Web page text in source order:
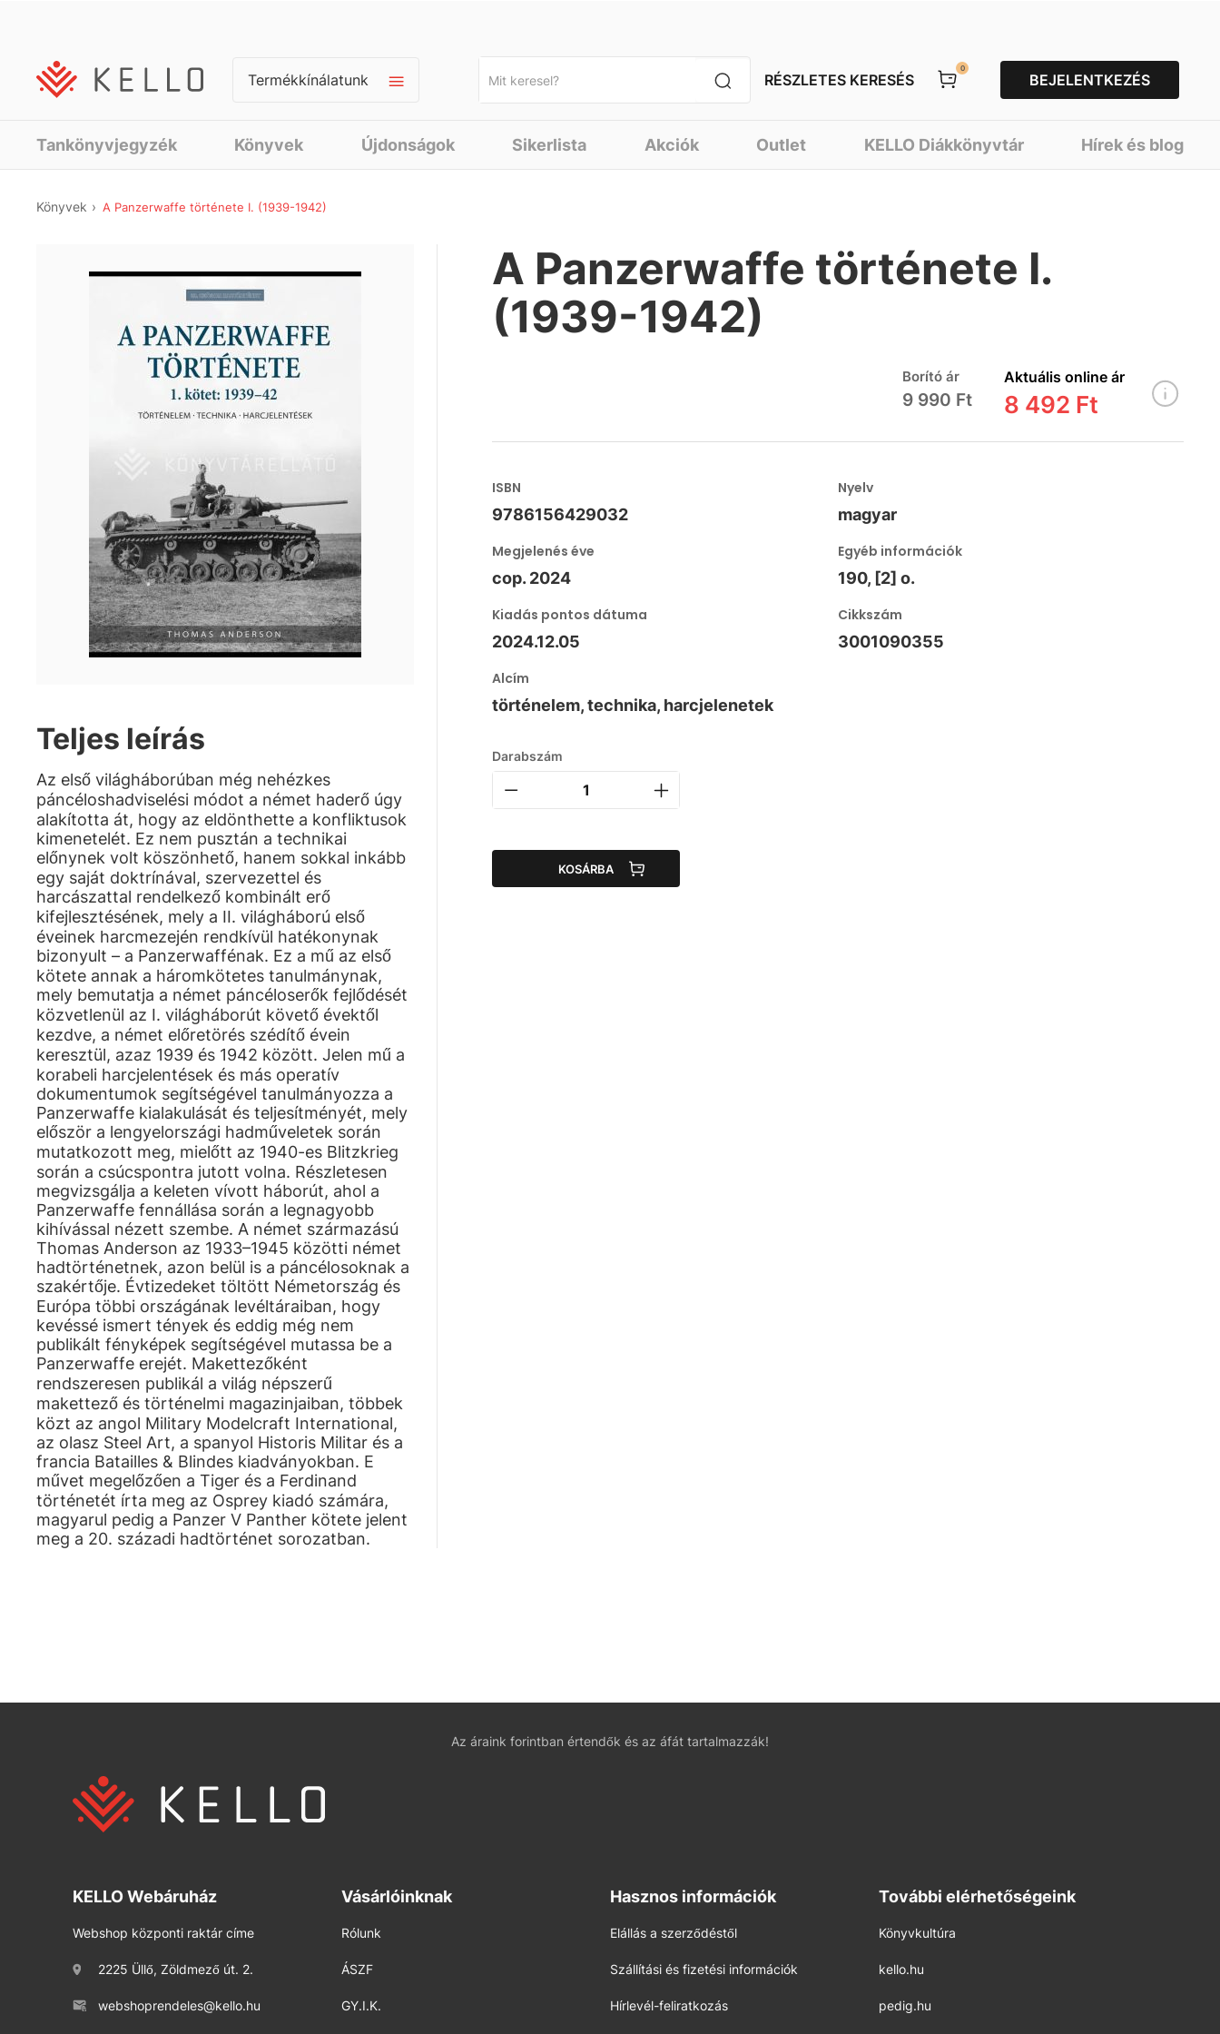
Termékkínálatunk RÉSZLETES KERESÉS
0
BEJELENTKEZÉS
Tankönyvjegyzék Könyvek Újdonságok Sikerlista Akciók Outlet KELLO Diákkönyvtár Hírek és blog
Könyvek A Panzerwaffe története I. (1939-1942)
Teljes leírás
Az első világháborúban még nehézkes
páncéloshadviselési módot a német haderő úgy
alakította át, hogy az eldönthette a konfliktusok
kimenetelét. Ez nem pusztán a technikai
előnynek volt köszönhető, hanem sokkal inkább
egy saját doktrínával, szervezettel és
harcászattal rendelkező kombinált erő
kifejlesztésének, mely a II. világháború első
éveinek harcmezején rendkívül hatékonynak
bizonyult – a Panzerwaffénak. Ez a mű az első
kötete annak a háromkötetes tanulmánynak,
mely bemutatja a német páncéloserők fejlődését
közvetlenül az I. világháborút követő évektől
kezdve, a német előretörés szédítő évein
keresztül, azaz 1939 és 1942 között. Jelen mű a
korabeli harcjelentések és más operatív
dokumentumok segítségével tanulmányozza a
Panzerwaffe kialakulását és teljesítményét, mely
először a lengyelországi hadműveletek során
mutatkozott meg, mielőtt az 1940-es Blitzkrieg
során a csúcspontra jutott volna. Részletesen
megvizsgálja a keleten vívott háborút, ahol a
Panzerwaffe fennállása során a legnagyobb
kihívással nézett szembe. A német származású
Thomas Anderson az 1933–1945 közötti német
hadtörténetnek, azon belül is a páncélosoknak a
szakértője. Évtizedeket töltött Németország és
Európa többi országának levéltáraiban, hogy
kevéssé ismert tények és eddig még nem
publikált fényképek segítségével mutassa be a
Panzerwaffe erejét. Makettezőként
rendszeresen publikál a világ népszerű
makettező és történelmi magazinjaiban, többek
közt az angol Military Modelcraft International,
az olasz Steel Art, a spanyol Historis Militar és a
francia Batailles & Blindes kiadványokban. E
művet megelőzően a Tiger és a Ferdinand
történetét írta meg az Osprey kiadó számára,
magyarul pedig a Panzer V Panther kötete jelent
meg a 20. századi hadtörténet sorozatban.
A Panzerwaffe története I.
(1939-1942)
Borító ár
9 990 Ft
Aktuális online ár
8 492 Ft
ISBN
9786156429032
Nyelv
magyar
Megjelenés éve
cop. 2024
Egyéb információk
190, [2] o.
Kiadás pontos dátuma
2024.12.05
Cikkszám
3001090355
Alcím
történelem, technika, harcjelenetek
Darabszám
KOSÁRBA
Az áraink forintban értendők és az áfát tartalmazzák!
KELLO Webáruház
Webshop központi raktár címe
2225 Üllő, Zöldmező út. 2.
webshoprendeles@kello.hu
Vásárlóinknak
Rólunk
ÁSZF
GY.I.K.
Hasznos információk
Elállás a szerződéstől
Szállítási és fizetési információk
Hírlevél-feliratkozás
További elérhetőségeink
Könyvkultúra
kello.hu
pedig.hu